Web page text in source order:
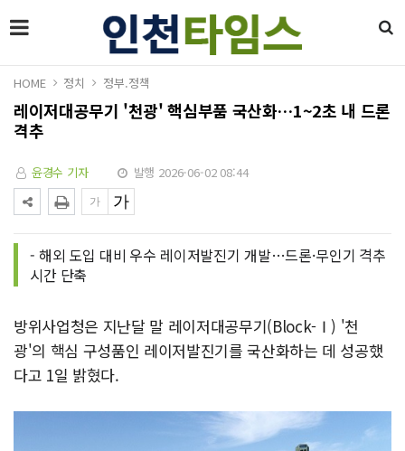
HOME 정치 정부.정책
레이저대공무기 '천광' 핵심부품 국산화…1~2초 내 드론
격추
윤경수 기자 발행 2026-06-02 08:44
- 해외 도입 대비 우수 레이저발진기 개발…드론·무인기 격추
시간 단축
방위사업청은 지난달 말 레이저대공무기(Block-Ⅰ) '천
광'의 핵심 구성품인 레이저발진기를 국산화하는 데 성공했
다고 1일 밝혔다.